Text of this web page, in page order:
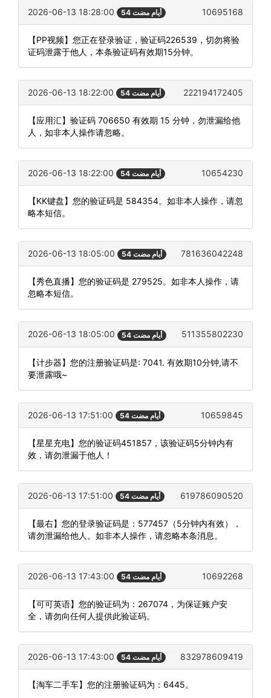
2026-06-13 18:28:00 54 أيام مضت 10695168
【PP视频】您正在登录验证，验证码226539，切勿将验
证码泄露于他人，本条验证码有效期15分钟。
2026-06-13 18:22:00 54 أيام مضت 222194172405
【应用汇】验证码 706650 有效期 15 分钟，勿泄漏给他
人，如非本人操作请忽略。
2026-06-13 18:22:00 54 أيام مضت 10654230
【KK键盘】您的验证码是 584354。如非本人操作，请忽
略本短信。
2026-06-13 18:05:00 54 أيام مضت 781636042248
【秀色直播】您的验证码是 279525。如非本人操作，请
忽略本短信。
2026-06-13 18:05:00 54 أيام مضت 511355802230
【计步器】您的注册验证码是: 7041. 有效期10分钟,请不
要泄露哦~
2026-06-13 17:51:00 54 أيام مضت 10659845
【星星充电】您的验证码451857，该验证码5分钟内有
效，请勿泄漏于他人！
2026-06-13 17:51:00 54 أيام مضت 619786090520
【最右】您的登录验证码是：577457（5分钟内有效），
请勿泄漏给他人。如非本人操作，请忽略本条消息。
2026-06-13 17:43:00 54 أيام مضت 10692268
【可可英语】您的验证码为：267074，为保证账户安
全，请勿向任何人提供此验证码。
2026-06-13 17:43:00 54 أيام مضت 832978609419
【淘车二手车】您的注册验证码为：6445。